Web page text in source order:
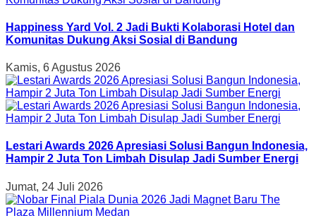
Happiness Yard Vol. 2 Jadi Bukti Kolaborasi Hotel dan
Komunitas Dukung Aksi Sosial di Bandung
Kamis, 6 Agustus 2026
Lestari Awards 2026 Apresiasi Solusi Bangun Indonesia,
Hampir 2 Juta Ton Limbah Disulap Jadi Sumber Energi
Jumat, 24 Juli 2026